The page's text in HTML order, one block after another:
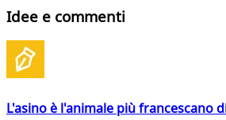
Idee e commenti
L'asino è l'animale più francescano